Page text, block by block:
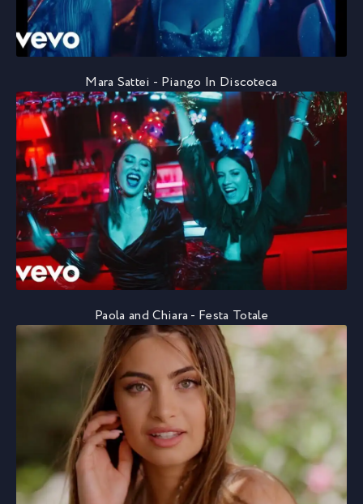
Mara Sattei - Piango In Discoteca
Paola and Chiara - Festa Totale